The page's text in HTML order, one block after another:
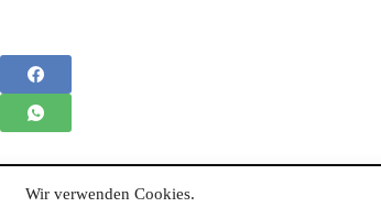
Wir verwenden Cookies.